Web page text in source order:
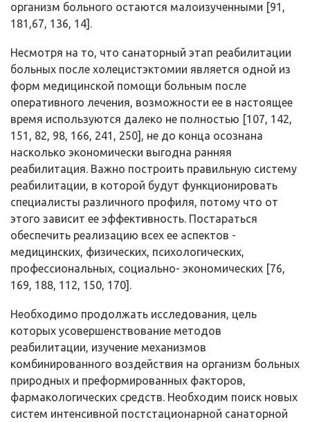
организм больного остаются малоизученными [91,
181,67, 136, 14].
Несмотря на то, что санаторный этап реабилитации
больных после холецистэктомии является одной из
форм медицинской помощи больным после
оперативного лечения, возможности ее в настоящее
время используются далеко не полностью [107, 142,
151, 82, 98, 166, 241, 250], не до конца осознана
насколько экономически выгодна ранняя
реабилитация. Важно построить правильную систему
реабилитации, в которой будут функционировать
специалисты различного профиля, потому что от
этого зависит ее эффективность. Постараться
обеспечить реализацию всех ее аспектов -
медицинских, физических, психологических,
профессиональных, социально- экономических [76,
169, 188, 112, 150, 170].
Необходимо продолжать исследования, цель
которых усовершенствование методов
реабилитации, изучение механизмов
комбинированного воздействия на организм больных
природных и преформированных факторов,
фармакологических средств. Необходим поиск новых
систем интенсивной постстационарной санаторной